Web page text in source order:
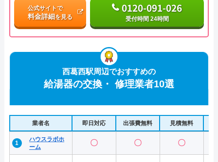
公式サイトで
料金詳細を見る
0120-091-026
受付時間 24時間
西葛西駅周辺でおすすめの
給湯器の交換・ 修理業者10選
業者名 即日対応 出張費無料 見積無料
ハウスラボホ
ーム
〇 〇 〇